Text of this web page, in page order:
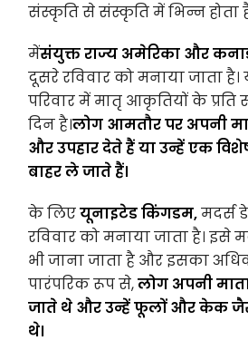
संस्कृति से संस्कृति में भिन्न होता
मेंसंयुक्त राज्य अमेरिका और
दूसरे रविवार को मनाया जाता
परिवार में मातृ आकृतियों के
दिन है।लोग आमतौर पर अपनी
और उपहार देते हैं या उन्हें एक
बाहर ले जाते हैं।
के लिएयूनाइटेड किंगडम,मदर्स
रविवार को मनाया जाता है।
भी जाना जाता है और इसका
पारंपरिक रूप से,लोग अपनी
जाते थे और उन्हें फूलों और केक
थे।